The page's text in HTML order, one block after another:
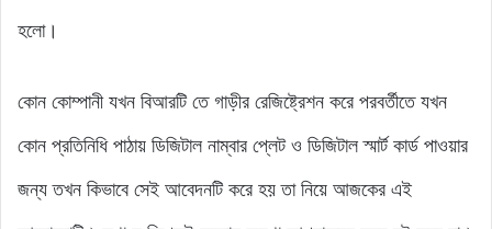
হলো।
কোন কোম্পানী যখন বিআরটি তে গাড়ীর রেজিষ্ট্রেশন করে পরবর্তীতে যখন
কোন প্রতিনিধি পাঠায় ডিজিটাল নাম্বার প্লেট ও ডিজিটাল স্মার্ট কার্ড পাওয়ার
জন্য তখন কিভাবে সেই আবেদনটি করে হয় তা নিয়ে আজকের এই